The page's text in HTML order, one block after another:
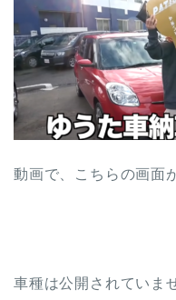
動画で、こちらの画面
車種は公開されていま